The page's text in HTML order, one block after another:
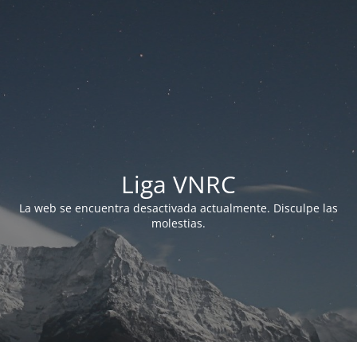
Liga VNRC
La web se encuentra desactivada actualmente. Disculpe las
molestias.